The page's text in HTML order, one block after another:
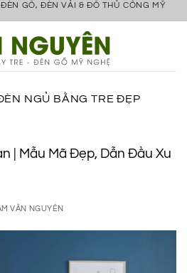
GỖ, ĐÈN VẢI & ĐỒ THỦ CÔNG MỸ
NGỦ BẰNG TRE ĐẸP
| Mẫu Mã Đẹp, Dẫn Đầu Xu
VĂN NGUYÊN